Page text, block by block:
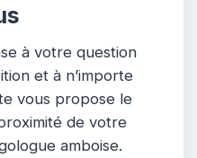
à votre question
et à n’importe
vous propose le
de votre
amboise.